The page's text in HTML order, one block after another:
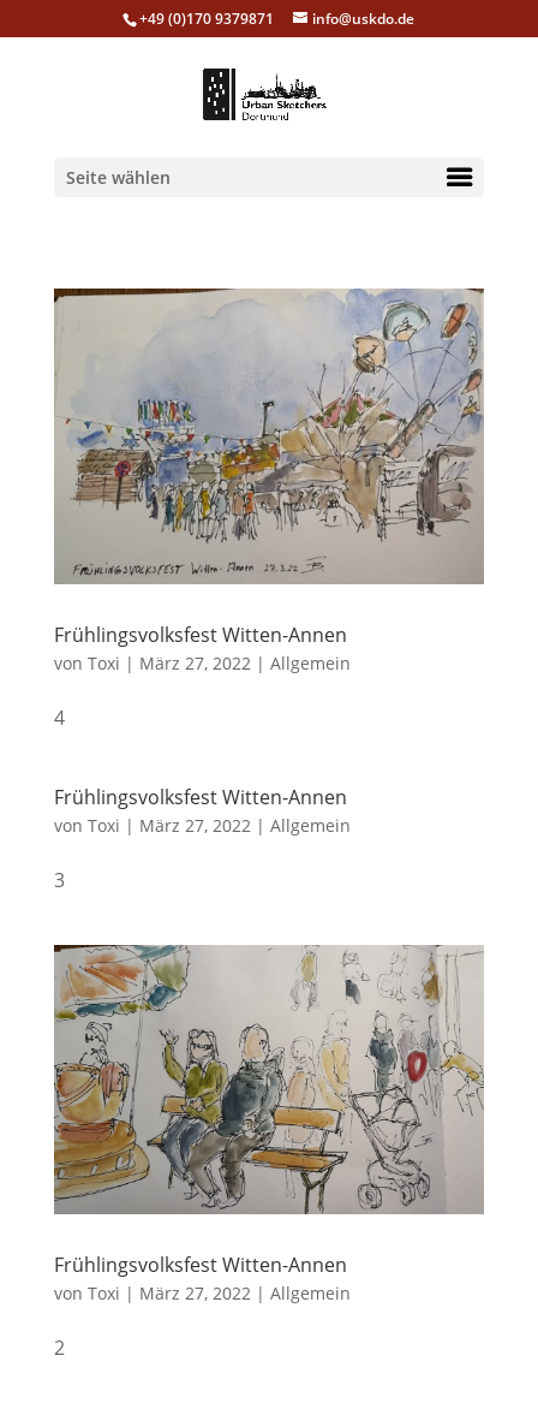
+49 (0)170 9379871 info@uskdo.de
Seite wählen
Frühlingsvolksfest Witten-Annen
von Toxi | März 27, 2022 | Allgemein
4
Frühlingsvolksfest Witten-Annen
von Toxi | März 27, 2022 | Allgemein
3
Frühlingsvolksfest Witten-Annen
von Toxi | März 27, 2022 | Allgemein
2